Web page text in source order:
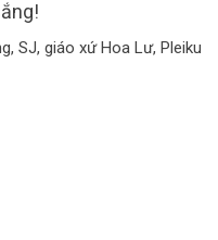
SJ, giáo xứ Hoa Lư, Pleiku